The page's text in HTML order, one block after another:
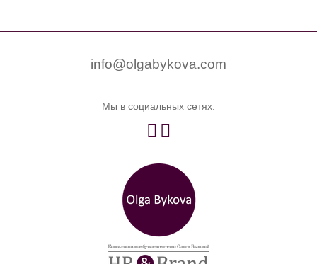
info@olgabykova.com
Мы в социальных сетях:
 